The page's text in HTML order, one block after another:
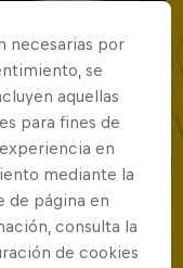
necesarias por
se
aquellas
para fines de
en
mediante la
de página en
consulta la
de cookies